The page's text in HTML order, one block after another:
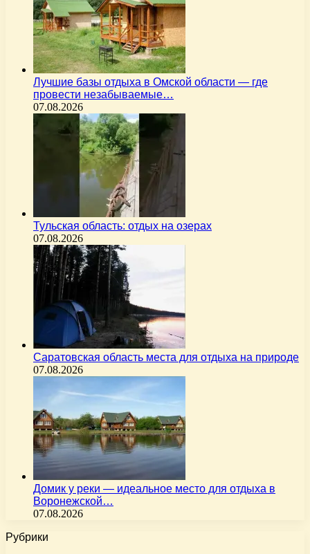
Лучшие базы отдыха в Омской области — где
провести незабываемые…
07.08.2026
Тульская область: отдых на озерах
07.08.2026
Саратовская область места для отдыха на природе
07.08.2026
Домик у реки — идеальное место для отдыха в
Воронежской…
07.08.2026
Рубрики